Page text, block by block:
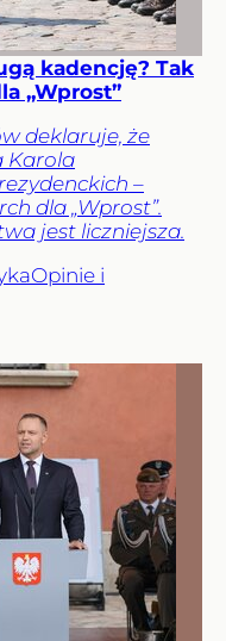
kadencję? Tak
„Wprost”
deklaruje, że
Karola
–
dla „Wprost”.
jest liczniejsza.
Opinie i